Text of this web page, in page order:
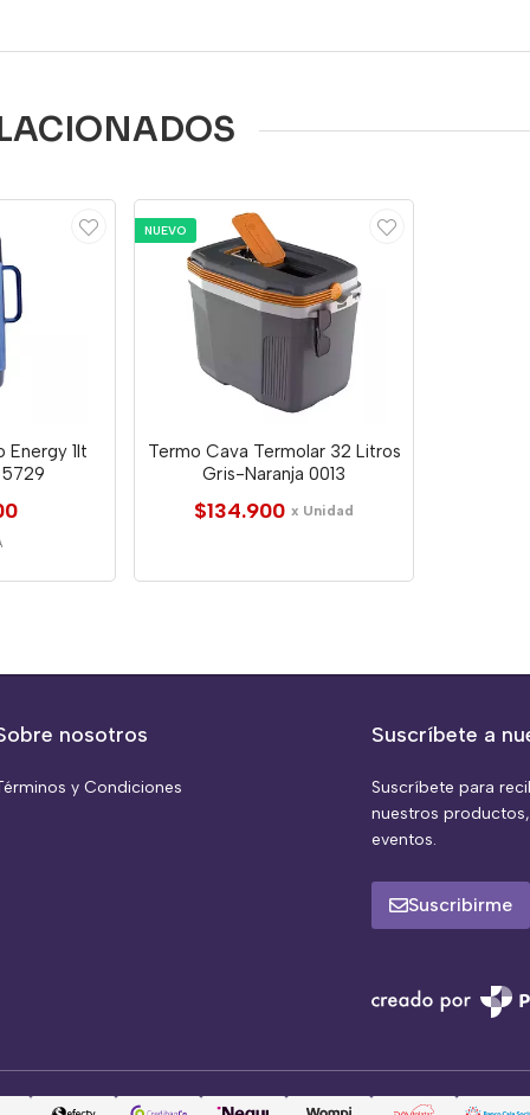
Energy 1lt
NUEVO
Termo Cava Termolar 32 Litros
Gris-Naranja 0013
$134.900 x Unidad
nosotros
y Condiciones
Suscríbete a
Suscríbete para
nuestros
eventos.
Suscribirme